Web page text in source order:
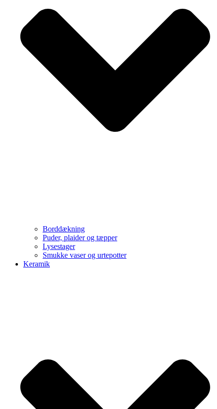
Borddækning
Puder, plaider og tæpper
Lysestager
Smukke vaser og urtepotter
Keramik